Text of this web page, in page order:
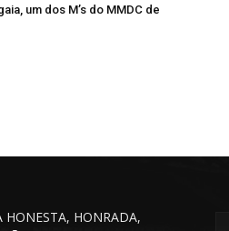
um dos M’s do MMDC de
HONESTA, HONRADA,